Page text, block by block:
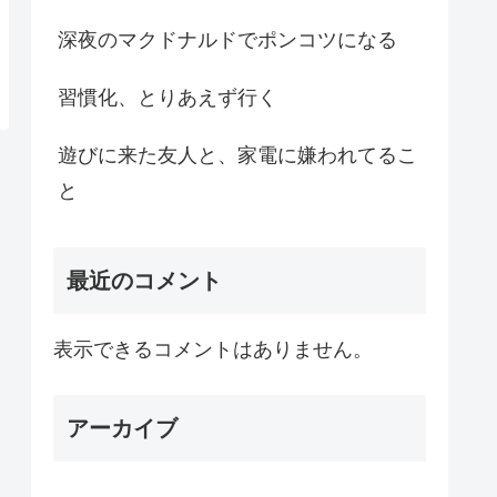
深夜のマクドナルドでポンコツになる
習慣化、とりあえず行く
遊びに来た友人と、家電に嫌われてるこ
と
最近のコメント
表示できるコメントはありません。
アーカイブ